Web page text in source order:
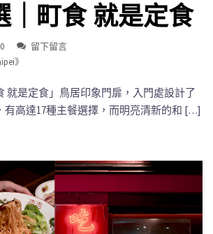
｜町食 就是定食
留下留言
》
就是定食」鳥居印象門扉，入門處設計了
有高達17種主餐選擇，而明亮清新的和 […]